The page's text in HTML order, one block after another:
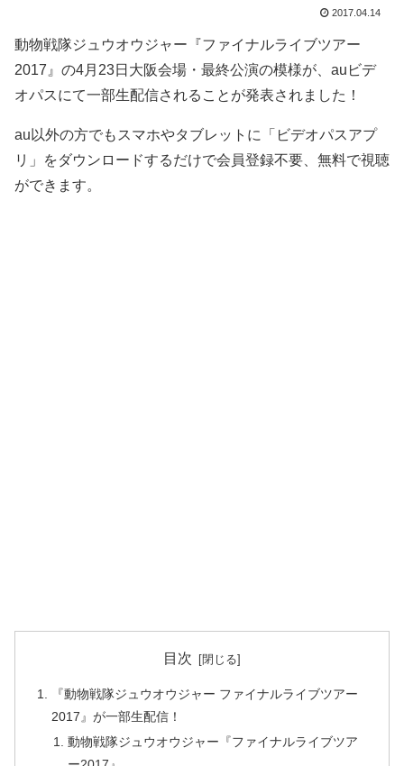
2017.04.14
動物戦隊ジュウオウジャー『ファイナルライブツアー
2017』の4月23日大阪会場・最終公演の模様が、auビデ
オパスにて一部生配信されることが発表されました！
au以外の方でもスマホやタブレットに「ビデオパスアプ
リ」をダウンロードするだけで会員登録不要、無料で視聴
ができます。
目次
『動物戦隊ジュウオウジャー ファイナルライブツアー
2017』が一部生配信！
動物戦隊ジュウオウジャー『ファイナルライブツア